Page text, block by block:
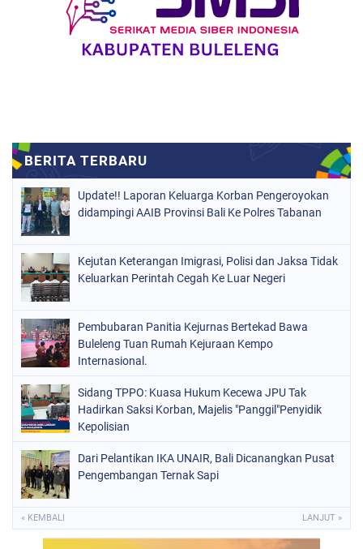
Update!! Laporan Keluarga Korban Pengeroyokan
didampingi AAIB Provinsi Bali Ke Polres Tabanan
Kejutan Keterangan Imigrasi, Polisi dan Jaksa Tidak
Keluarkan Perintah Cegah Ke Luar Negeri
Pembubaran Panitia Kejurnas Bertekad Bawa
Buleleng Tuan Rumah Kejuraan Kempo
Internasional.
Sidang TPPO: Kuasa Hukum Kecewa JPU Tak
Hadirkan Saksi Korban, Majelis "Panggil"Penyidik
Kepolisian
Dari Pelantikan IKA UNAIR, Bali Dicanangkan Pusat
Pengembangan Ternak Sapi
« KEMBALI LANJUT »